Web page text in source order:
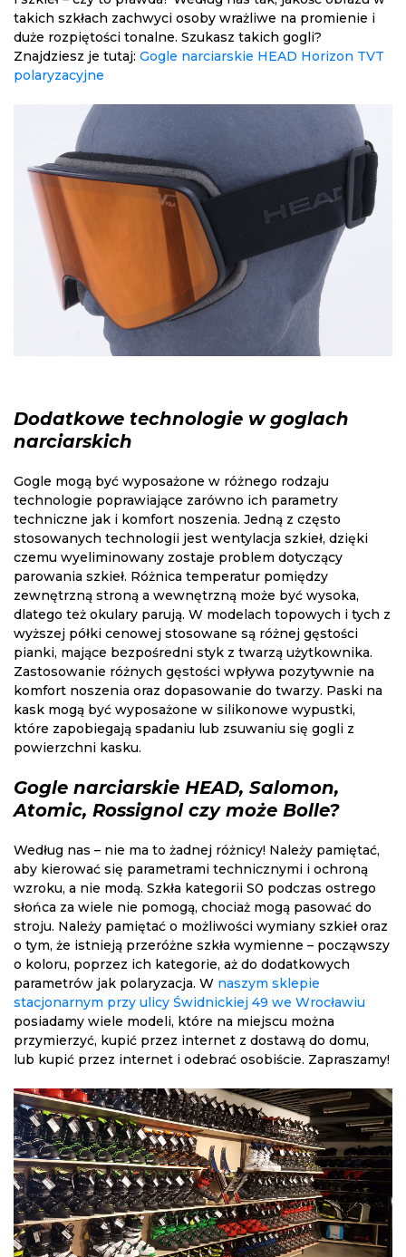
takich szkłach zachwyci osoby wrażliwe na promienie i
duże rozpiętości tonalne. Szukasz takich gogli?
Znajdziesz je tutaj: Gogle narciarskie HEAD Horizon TVT
polaryzacyjne
Dodatkowe technologie w goglach
narciarskich
Gogle mogą być wyposażone w różnego rodzaju
technologie poprawiające zarówno ich parametry
techniczne jak i komfort noszenia. Jedną z często
stosowanych technologii jest wentylacja szkieł, dzięki
czemu wyeliminowany zostaje problem dotyczący
parowania szkieł. Różnica temperatur pomiędzy
zewnętrzną stroną a wewnętrzną może być wysoka,
dlatego też okulary parują. W modelach topowych i tych z
wyższej półki cenowej stosowane są różnej gęstości
pianki, mające bezpośredni styk z twarzą użytkownika.
Zastosowanie różnych gęstości wpływa pozytywnie na
komfort noszenia oraz dopasowanie do twarzy. Paski na
kask mogą być wyposażone w silikonowe wypustki,
które zapobiegają spadaniu lub zsuwaniu się gogli z
powierzchni kasku.
Gogle narciarskie HEAD, Salomon,
Atomic, Rossignol czy może Bolle?
Według nas – nie ma to żadnej różnicy! Należy pamiętać,
aby kierować się parametrami technicznymi i ochroną
wzroku, a nie modą. Szkła kategorii S0 podczas ostrego
słońca za wiele nie pomogą, chociaż mogą pasować do
stroju. Należy pamiętać o możliwości wymiany szkieł oraz
o tym, że istnieją przeróżne szkła wymienne – począwszy
o koloru, poprzez ich kategorie, aż do dodatkowych
parametrów jak polaryzacja. W naszym sklepie
stacjonarnym przy ulicy Świdnickiej 49 we Wrocławiu
posiadamy wiele modeli, które na miejscu można
przymierzyć, kupić przez internet z dostawą do domu,
lub kupić przez internet i odebrać osobiście. Zapraszamy!